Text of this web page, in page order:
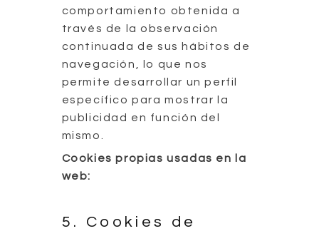
comportamiento obtenida a
través de la observación
continuada de sus hábitos de
navegación, lo que nos
permite desarrollar un perfil
específico para mostrar la
publicidad en función del
mismo.
Cookies propias usadas en la
web:
5. Cookies de